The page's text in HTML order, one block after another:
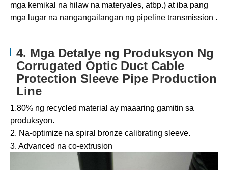
mga kemikal na hilaw na materyales, atbp.) at iba pang
mga lugar na nangangailangan ng pipeline transmission .
4. Mga Detalye ng Produksyon Ng
Corrugated Optic Duct Cable
Protection Sleeve Pipe Production
Line
1.80% ng recycled material ay maaaring gamitin sa
produksyon.
2. Na-optimize na spiral bronze calibrating sleeve.
3. Advanced na co-extrusion